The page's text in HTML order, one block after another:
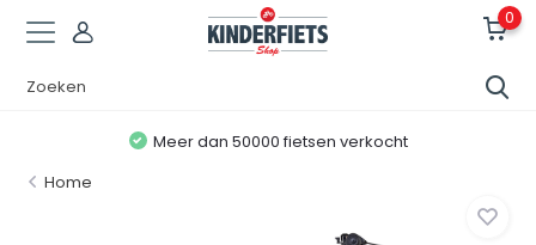
0
Meer dan 50000 fietsen verkocht
Home